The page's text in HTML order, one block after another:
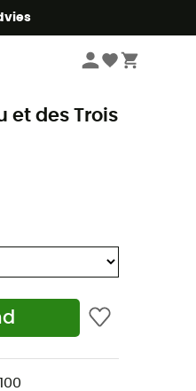
et des Trois